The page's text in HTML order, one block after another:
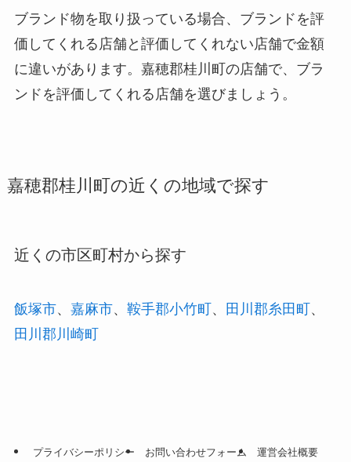
ブランド物を取り扱っている場合、ブランドを評
価してくれる店舗と評価してくれない店舗で金額
に違いがあります。嘉穂郡桂川町の店舗で、ブラ
ンドを評価してくれる店舗を選びましょう。
嘉穂郡桂川町の近くの地域で探す
近くの市区町村から探す
飯塚市、 嘉麻市、 鞍手郡小竹町、 田川郡糸田町、
田川郡川崎町
プライバシーポリシー お問い合わせフォーム 運営会社概要